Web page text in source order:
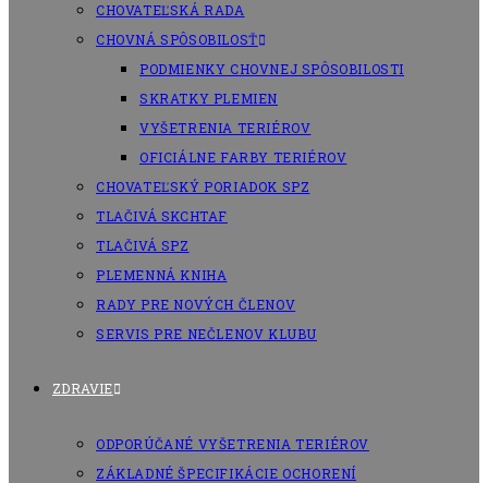
CHOVATEĽSKÁ RADA
CHOVNÁ SPÔSOBILOSŤ
PODMIENKY CHOVNEJ SPÔSOBILOSTI
SKRATKY PLEMIEN
VYŠETRENIA TERIÉROV
OFICIÁLNE FARBY TERIÉROV
CHOVATEĽSKÝ PORIADOK SPZ
TLAČIVÁ SKCHTAF
TLAČIVÁ SPZ
PLEMENNÁ KNIHA
RADY PRE NOVÝCH ČLENOV
SERVIS PRE NEČLENOV KLUBU
ZDRAVIE
ODPORÚČANÉ VYŠETRENIA TERIÉROV
ZÁKLADNÉ ŠPECIFIKÁCIE OCHORENÍ